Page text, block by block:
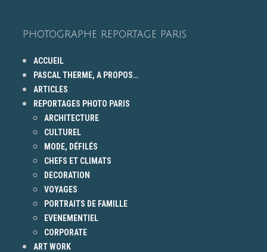
PHOTOGRAPHE REPORTAGE PARIS
ACCUEIL
PASCAL THERME, A PROPOS…
ARTICLES
REPORTAGES PHOTO PARIS
ARCHITECTURE
CULTUREL
MODE, DÉFILÉS
CHEFS ET CLIMATS
DECORATION
VOYAGES
PORTRAITS DE FAMILLE
EVENEMENTIEL
CORPORATE
ART WORK